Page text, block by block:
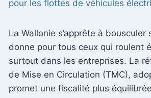
pour les flottes de véhicules
La Wallonie s’apprête à bousculer
donne pour tous ceux qui roulent
surtout dans les entreprises. La
de Mise en Circulation (TMC),
promet une fiscalité plus